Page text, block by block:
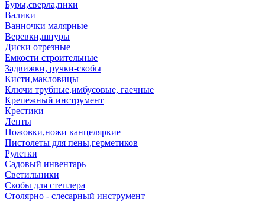
Буры,сверла,пики
Валики
Ванночки малярные
Веревки,шнуры
Диски отрезные
Емкости строительные
Задвижки, ручки-скобы
Кисти,макловицы
Ключи трубные,имбусовые, гаечные
Крепежный инструмент
Крестики
Ленты
Ножовки,ножи канцеляркие
Пистолеты для пены,герметиков
Рулетки
Садовый инвентарь
Светильники
Скобы для степлера
Столярно - слесарный инструмент